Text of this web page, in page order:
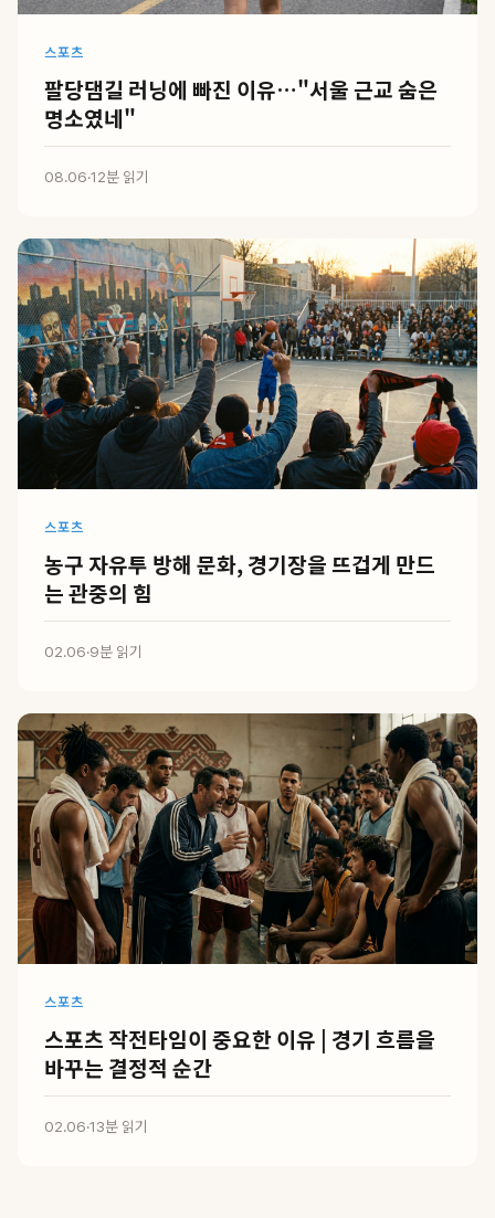
스포츠
팔당댐길 러닝에 빠진 이유…"서울 근교 숨은
명소였네"
08.06·12분 읽기
스포츠
농구 자유투 방해 문화, 경기장을 뜨겁게 만드
는 관중의 힘
02.06·9분 읽기
스포츠
스포츠 작전타임이 중요한 이유 | 경기 흐름을
바꾸는 결정적 순간
02.06·13분 읽기